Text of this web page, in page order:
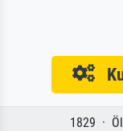
1829 ·